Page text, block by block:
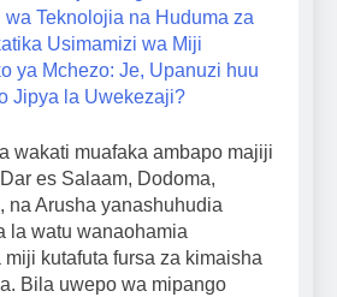
wa Teknolojia na Huduma za
Usimamizi wa Miji
ya Mchezo: Je, Upanuzi huu
Jipya la Uwekezaji?
wakati muafaka ambapo majiji
es Salaam, Dodoma,
na Arusha yanashuhudia
la watu wanaohamia
kutafuta fursa za kimaisha
Bila uwepo wa mipango